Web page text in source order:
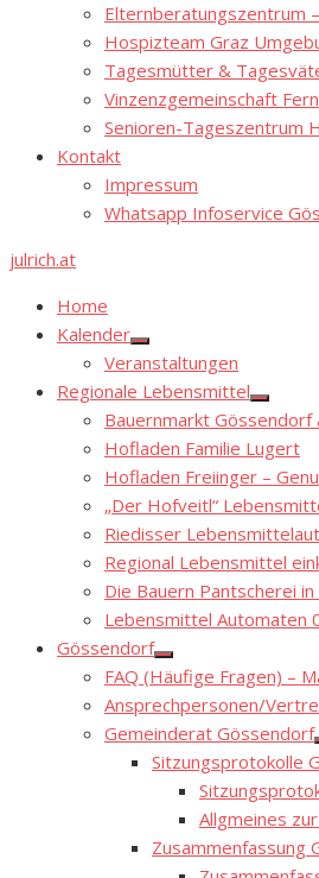
Elternberatungszentrum
Hospizteam Graz
Tagesmütter &
Vinzenzgemeinschaft
Senioren-Tageszentrum
Kontakt
Impressum
Whatsapp Infoservice
julrich.at
Home
Kalender
Show
sub
menu
Veranstaltungen
Regionale Lebensmittel
Show
sub
menu
Bauernmarkt Gössendorf
Hofladen Familie Lugert
Hofladen Freiinger –
„Der Hofveitl“
Riedisser
Regional Lebensmittel
Die Bauern Pantscherei
Lebensmittel Automaten
Gössendorf
Show
sub
menu
FAQ (Häufige Fragen) –
Ansprechpersonen/
Gemeinderat Gössendorf
Sitzungsprotokolle
Allgmeines
Zusammenfassung